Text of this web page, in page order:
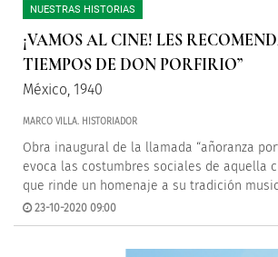
NUESTRAS HISTORIAS
¡VAMOS AL CINE! LES
TIEMPOS DE DON PORFIRIO”
México, 1940
MARCO VILLA. HISTORIADOR
Obra inaugural de la llamada “añoranza
evoca las costumbres sociales de aquella
que rinde un homenaje a su tradición
23-10-2020 09:00